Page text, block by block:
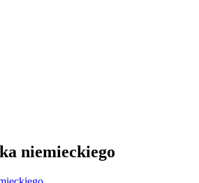
niemieckiego